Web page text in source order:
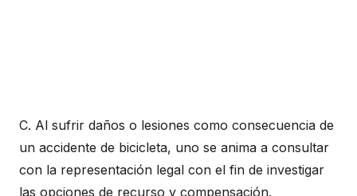
C. Al sufrir daños o lesiones como consecuencia de
un accidente de bicicleta, uno se anima a consultar
con la representación legal con el fin de investigar
las opciones de recurso y compensación.